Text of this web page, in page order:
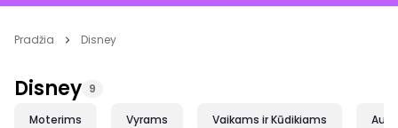
Pradžia Disney
Disney 9
Moterims Vyrams Vaikams ir Kūdikiams